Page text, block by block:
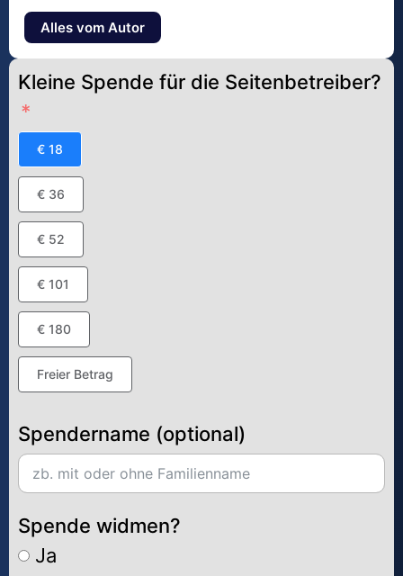
Alles vom Autor
Kleine Spende für die Seitenbetreiber?
€ 18
€ 36
€ 52
€ 101
€ 180
Freier Betrag
Spendername (optional)
Spende widmen?
Ja